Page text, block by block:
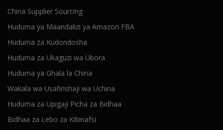
China Supplier Sourcing
Huduma ya Maandalizi ya Amazon FBA
Huduma za Kudondosha
Huduma za Ukaguzi wa Ubora
Huduma ya Ghala la China
Wakala wa Usafirishaji wa Uchina
Huduma za Upigaji Picha za Bidhaa
Bidhaa za Lebo za Kibinafsi